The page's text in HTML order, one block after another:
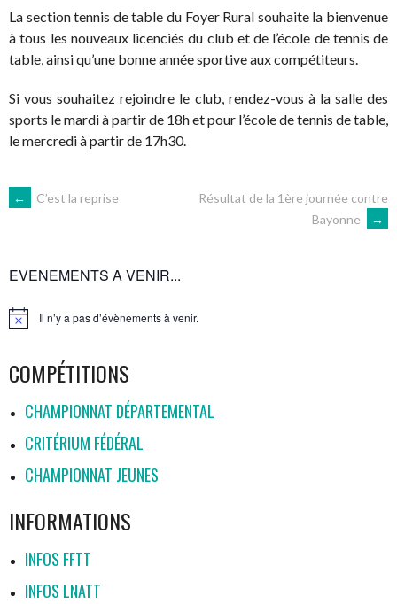
La section tennis de table du Foyer Rural souhaite la bienvenue
à tous les nouveaux licenciés du club et de l’école de tennis de
table, ainsi qu’une bonne année sportive aux compétiteurs.
Si vous souhaitez rejoindre le club, rendez-vous à la salle des
sports le mardi à partir de 18h et pour l’école de tennis de table,
le mercredi à partir de 17h30.
NAVIGATION
ARTICLES
← C’est la reprise
Résultat de la 1ère journée contre
Bayonne
→
EVENEMENTS A VENIR...
Notice Il n’y a pas d’évènements à venir.
COMPÉTITIONS
CHAMPIONNAT DÉPARTEMENTAL
CRITÉRIUM FÉDÉRAL
CHAMPIONNAT JEUNES
INFORMATIONS
INFOS FFTT
INFOS LNATT